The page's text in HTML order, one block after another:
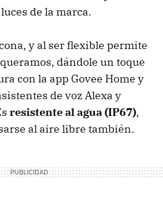
de la marca.
y al ser flexible permite
dándole un toque
con la app Govee Home y
de voz Alexa y
resistente al agua (IP67),
al aire libre también.